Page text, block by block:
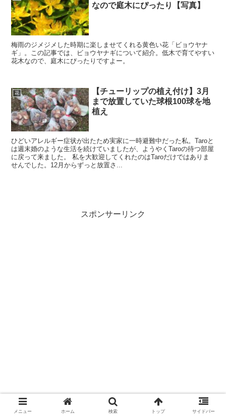
なので庭木にぴったり【写真】
梅雨のジメジメした時期に楽しませてくれる黄色い花「ビョウヤナ
ギ」。この記事では、ビョウヤナギについて紹介。低木で育てやすい
花木なので、庭木にぴったりですよー。
花
【チューリップの植え付け】3月
まで放置していた球根100球を地
植え
ひどいアレルギー症状が出たため実家に一時避難中だった私。Taroと
は週末婚のような生活を続けていましたが、ようやくTaroの待つ部屋
に戻って来ました。 私を大歓迎してくれたのはTaroだけではありま
せんでした。12月からずっと放置さ...
スポンサーリンク
メニュー ホーム 検索 トップ サイドバー